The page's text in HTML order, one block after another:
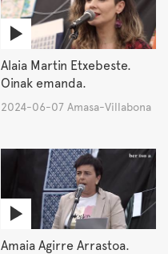
Alaia Martin Etxebeste.
Oinak emanda.
2024-06-07 Amasa-Villabona
Amaia Agirre Arrastoa.